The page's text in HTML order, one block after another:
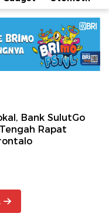
Bank SulutGo
Rapat